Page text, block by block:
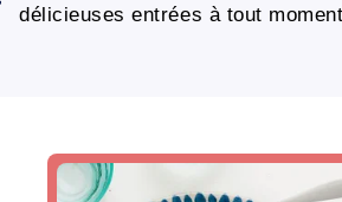
délicieuses entrées à tout